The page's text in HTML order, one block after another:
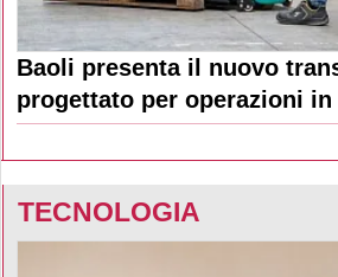
Baoli presenta il nuovo
progettato per operazioni
TECNOLOGIA